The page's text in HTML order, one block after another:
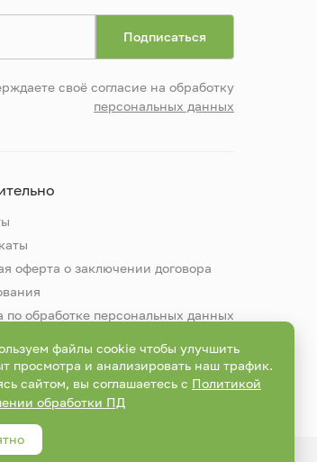
своё согласие на обработку
персональных данных
оферта о заключении договора
по обработке персональных данных
файлы cookie чтобы улучшить
просмотра и анализировать наш трафик.
сайтом, вы соглашаетесь с Политикой
обработки ПД